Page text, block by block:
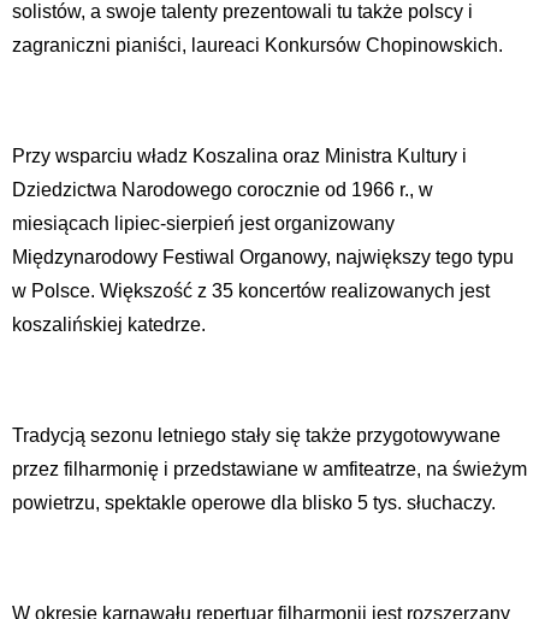
solistów, a swoje talenty prezentowali tu także polscy i
zagraniczni pianiści, laureaci Konkursów Chopinowskich.
Przy wsparciu władz Koszalina oraz Ministra Kultury i
Dziedzictwa Narodowego corocznie od 1966 r., w
miesiącach lipiec-sierpień jest organizowany
Międzynarodowy Festiwal Organowy, największy tego typu
w Polsce. Większość z 35 koncertów realizowanych jest
koszalińskiej katedrze.
Tradycją sezonu letniego stały się także przygotowywane
przez filharmonię i przedstawiane w amfiteatrze, na świeżym
powietrzu, spektakle operowe dla blisko 5 tys. słuchaczy.
W okresie karnawału repertuar filharmonii jest rozszerzany